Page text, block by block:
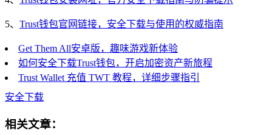
5、 Trust钱包官网链接，安全下载与使用的权威指南
Get Them All安卓版，趣味游戏新体验
如何安全下载Trust钱包，开启加密资产新旅程
Trust Wallet 充值 TWT 教程，详细步骤指引
安全下载
相关文章：